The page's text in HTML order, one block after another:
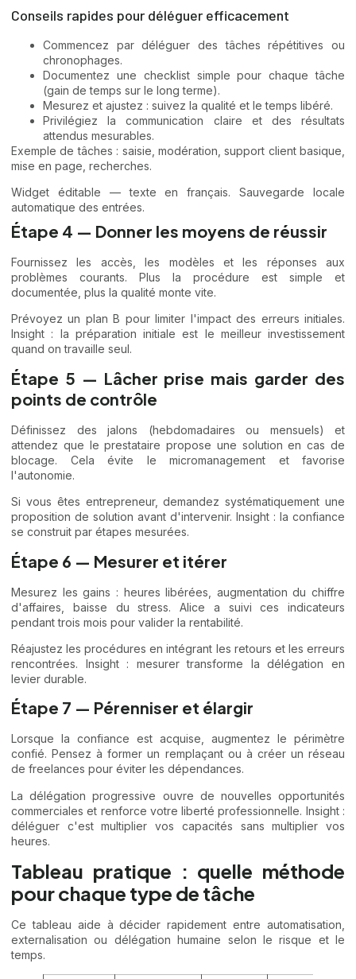
Conseils rapides pour déléguer efficacement
Commencez par déléguer des tâches répétitives ou
chronophages.
Documentez une checklist simple pour chaque tâche
(gain de temps sur le long terme).
Mesurez et ajustez : suivez la qualité et le temps libéré.
Privilégiez la communication claire et des résultats
attendus mesurables.
Exemple de tâches : saisie, modération, support client basique,
mise en page, recherches.
Widget éditable — texte en français. Sauvegarde locale
automatique des entrées.
Étape 4 — Donner les moyens de réussir
Fournissez les accès, les modèles et les réponses aux
problèmes courants. Plus la procédure est simple et
documentée, plus la qualité monte vite.
Prévoyez un plan B pour limiter l'impact des erreurs initiales.
Insight : la préparation initiale est le meilleur investissement
quand on travaille seul.
Étape 5 — Lâcher prise mais garder des
points de contrôle
Définissez des jalons (hebdomadaires ou mensuels) et
attendez que le prestataire propose une solution en cas de
blocage. Cela évite le micromanagement et favorise
l'autonomie.
Si vous êtes entrepreneur, demandez systématiquement une
proposition de solution avant d'intervenir. Insight : la confiance
se construit par étapes mesurées.
Étape 6 — Mesurer et itérer
Mesurez les gains : heures libérées, augmentation du chiffre
d'affaires, baisse du stress. Alice a suivi ces indicateurs
pendant trois mois pour valider la rentabilité.
Réajustez les procédures en intégrant les retours et les erreurs
rencontrées. Insight : mesurer transforme la délégation en
levier durable.
Étape 7 — Pérenniser et élargir
Lorsque la confiance est acquise, augmentez le périmètre
confié. Pensez à former un remplaçant ou à créer un réseau
de freelances pour éviter les dépendances.
La délégation progressive ouvre de nouvelles opportunités
commerciales et renforce votre liberté professionnelle. Insight :
déléguer c'est multiplier vos capacités sans multiplier vos
heures.
Tableau pratique : quelle méthode
pour chaque type de tâche
Ce tableau aide à décider rapidement entre automatisation,
externalisation ou délégation humaine selon le risque et le
temps.